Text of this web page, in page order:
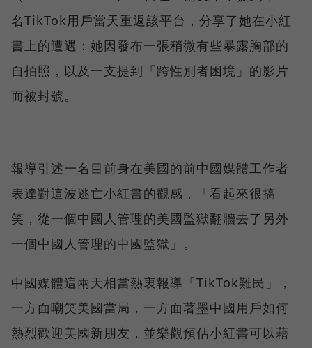
名TikTok用戶當天重返該平台，分享了她在小紅
書上的遭遇：她因發布一張稍微有些暴露胸部的
自拍照，以及一支提到「跨性別者困境」的影片
而被封號。
報導引述一名目前身在美國的前中國媒體工作者
表達對這波逃亡小紅書的觀感，「看起來很搞
笑，從一個中國人管理的美國監獄翻牆去了另外
一個中國人管理的中國監獄」。
中國媒體這兩天相當熱衷報導「TikTok難民」，
一方面嘲笑美國當局，一方面著墨中國用戶如何
熱烈歡迎美國新朋友，並樂觀預估小紅書可以藉